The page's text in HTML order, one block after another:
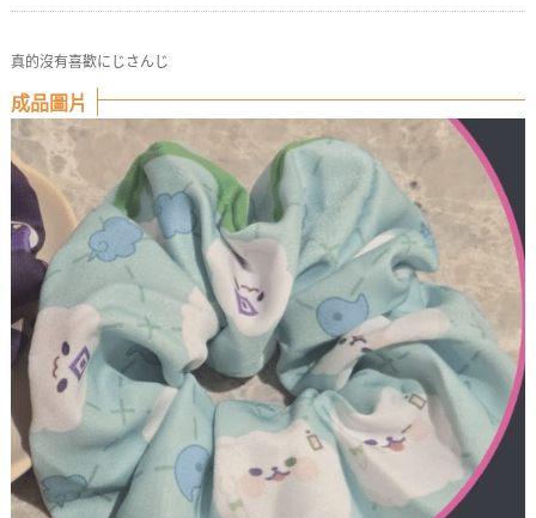
真的沒有喜歡にじさんじ
成品圖片